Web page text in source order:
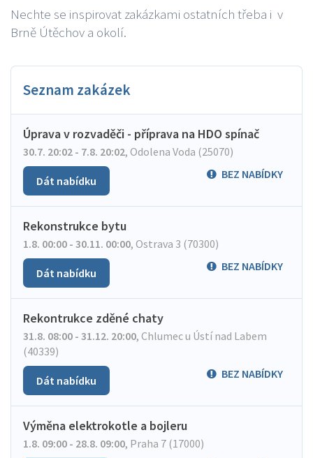
Nechte se inspirovat zakázkami ostatních třeba i v
Brně Útěchov a okolí.
Seznam zakázek
Úprava v rozvaděči - příprava na HDO spínač
30.7. 20:02 - 7.8. 20:02, Odolena Voda (25070)
BEZ NABÍDKY
Dát nabídku
Rekonstrukce bytu
1.8. 00:00 - 30.11. 00:00, Ostrava 3 (70300)
BEZ NABÍDKY
Dát nabídku
Rekontrukce zděné chaty
31.8. 08:00 - 31.12. 20:00, Chlumec u Ústí nad Labem
(40339)
BEZ NABÍDKY
Dát nabídku
Výměna elektrokotle a bojleru
1.8. 09:00 - 28.8. 09:00, Praha 7 (17000)